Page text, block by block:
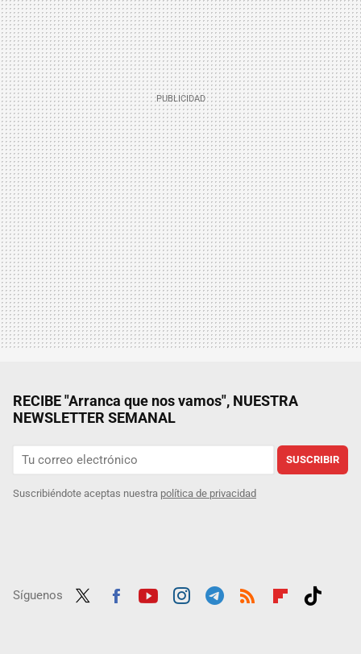
RECIBE "Arranca que nos vamos", NUESTRA
NEWSLETTER SEMANAL
SUSCRIBIR
Suscribiéndote aceptas nuestra política de privacidad
Síguenos